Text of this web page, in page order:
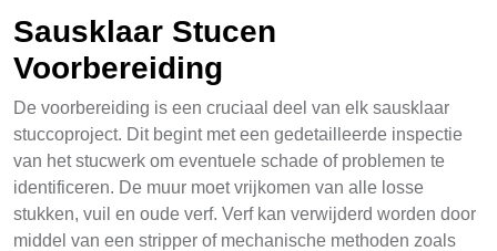
Sausklaar Stucen
Voorbereiding
De voorbereiding is een cruciaal deel van elk sausklaar
stuccoproject. Dit begint met een gedetailleerde inspectie
van het stucwerk om eventuele schade of problemen te
identificeren. De muur moet vrijkomen van alle losse
stukken, vuil en oude verf. Verf kan verwijderd worden door
middel van een stripper of mechanische methoden zoals